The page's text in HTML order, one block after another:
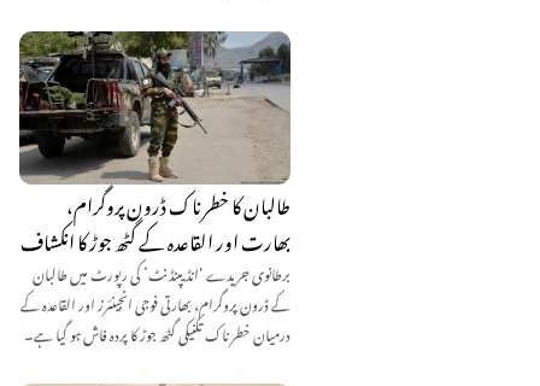
طالبان کا خطرناک ڈرون پروگرام،
بھارت اور القاعدہ کے گٹھ جوڑ کا انکشاف
برطانوی جریدے ‘انڈیپنڈنٹ’ کی رپورٹ میں طالبان
کے ڈرون پروگرام، بھارتی فوجی انجینئرز اور القاعدہ کے
درمیان خطرناک تکنیکی گٹھ جوڑ کا پردہ فاش ہو گیا ہے۔